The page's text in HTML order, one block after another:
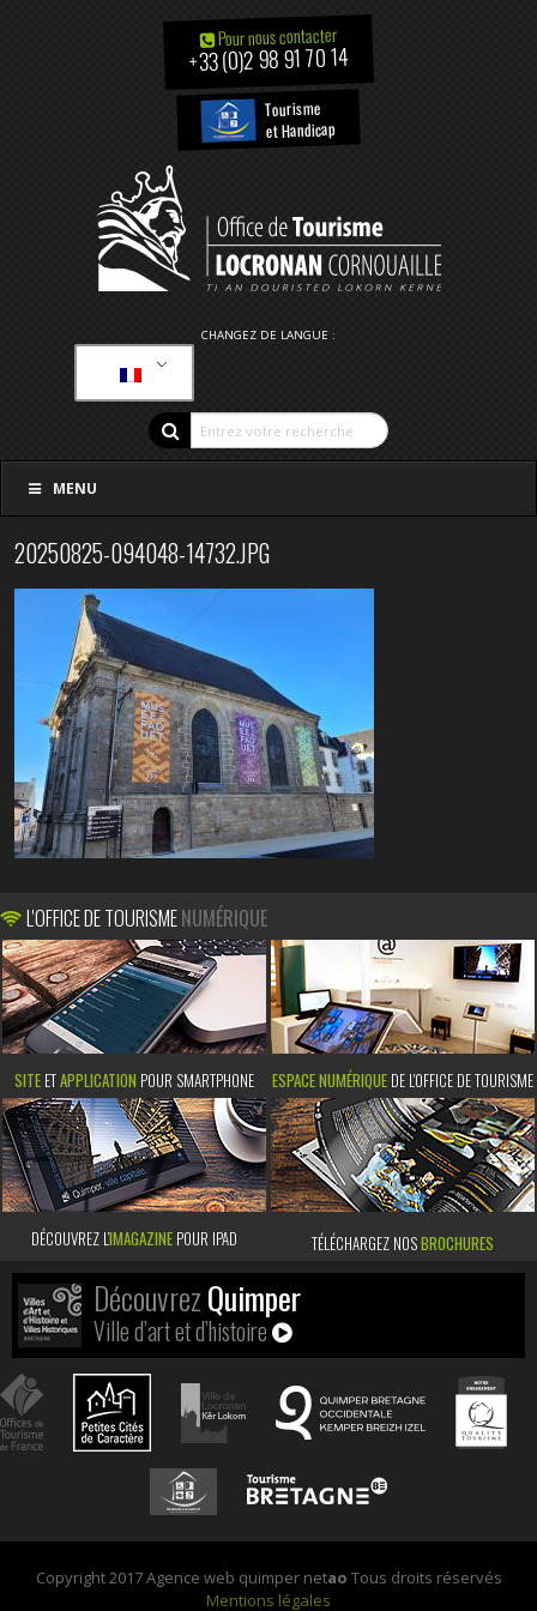
Pour nous contacter
+33 (0)2 98 91 70 14
Tourisme
et Handicap
CHANGEZ DE LANGUE :
MENU
20250825-094048-14732.JPG
L'OFFICE DE TOURISMENUMÉRIQUE
SITE ETAPPLICATION POUR SMARTPHONE ESPACE NUMÉRIQUE DE L'OFFICE DE TOURISME
DÉCOUVREZ L’IMAGAZINE POUR IPAD TÉLÉCHARGEZ NOSBROCHURES
DécouvrezQuimper
Ville d’art et d’histoire
Copyright 2017 Agence web quimper netao Tous droits réservés
Mentions légales